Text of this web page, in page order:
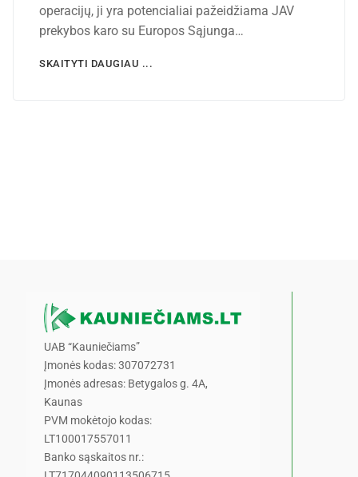
operacijų, ji yra potencialiai pažeidžiama JAV
prekybos karo su Europos Sąjunga…
SKAITYTI DAUGIAU ...
UAB “Kauniečiams”
Įmonės kodas: 307072731
Įmonės adresas: Betygalos g. 4A,
Kaunas
PVM mokėtojo kodas:
LT100017557011
Banko sąskaitos nr.: